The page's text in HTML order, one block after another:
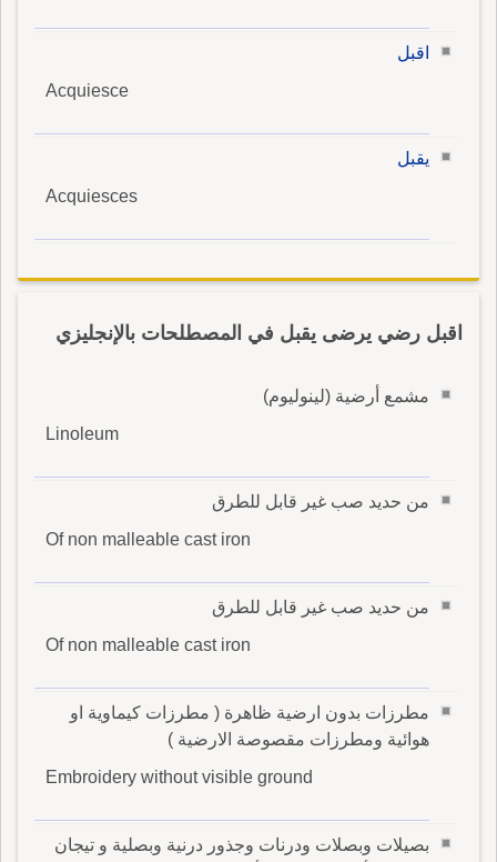
اقبل
Acquiesce
يقبل
Acquiesces
اقبل رضي يرضى يقبل في المصطلحات بالإنجليزي
مشمع أرضية (لينوليوم)
Linoleum
من حديد صب غير قابل للطرق
Of non malleable cast iron
من حديد صب غير قابل للطرق
Of non malleable cast iron
مطرزات بدون ارضية ظاهرة ( مطرزات كيماوية او
هوائية ومطرزات مقصوصة الارضية )
Embroidery without visible ground
بصيلات وبصلات ودرنات وجذور درنية وبصلية و تيجان